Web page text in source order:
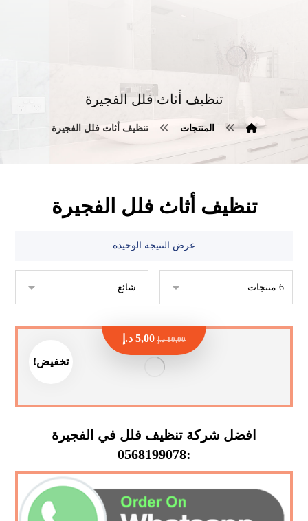
تنظيف أثاث فلل الفجيرة
المنتجات تنظيف أثاث فلل الفجيرة
تنظيف أثاث فلل الفجيرة
عرض النتيجة الوحيدة
تخفيض!
افضل شركة تنظيف فلل في الفجيرة
:0568199078
10,00 د.إ 5,00 د.إ